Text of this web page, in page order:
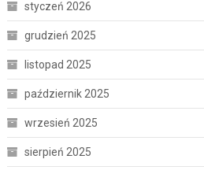
styczeń 2026
grudzień 2025
listopad 2025
październik 2025
wrzesień 2025
sierpień 2025